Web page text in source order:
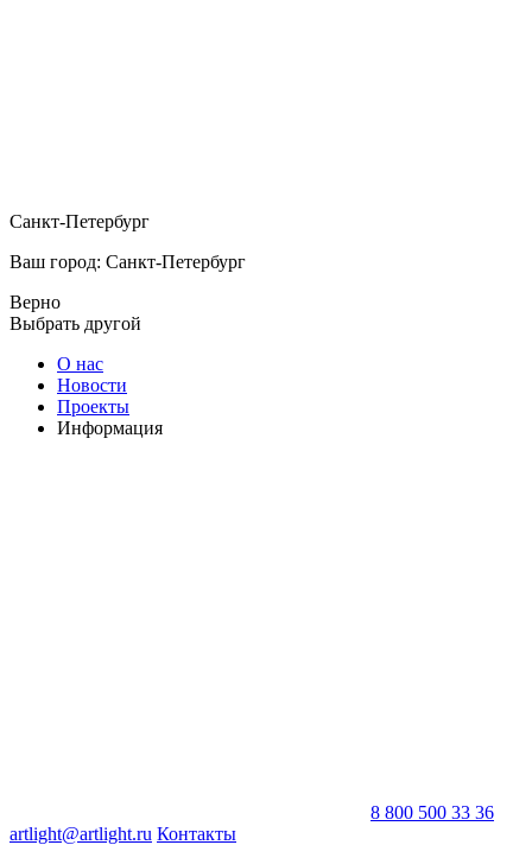
Санкт-Петербург
Ваш город: Санкт-Петербург
Верно
Выбрать другой
О нас
Новости
Проекты
Информация
8 800 500 33 36
artlight@artlight.ru Контакты